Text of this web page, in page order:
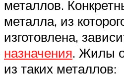
металлов.
металла, из
изготовлена,
назначения. Жилы
из таких металлов: